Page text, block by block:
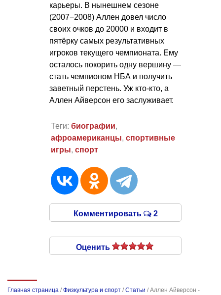
карьеры. В нынешнем сезоне
(2007−2008) Аллен довел число
своих очков до 20000 и входит в
пятёрку самых результативных
игроков текущего чемпионата. Ему
осталось покорить одну вершину —
стать чемпионом НБА и получить
заветный перстень. Уж кто-кто, а
Аллен Айверсон его заслуживает.
Теги: биографии,
афроамериканцы, спортивные
игры, спорт
Комментировать 2
Оценить
Главная страница /Физкультура и спорт /Статьи /Аллен Айверсон -